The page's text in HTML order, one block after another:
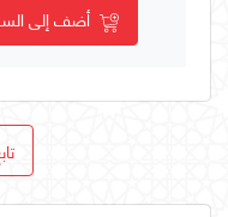
أضف إلى